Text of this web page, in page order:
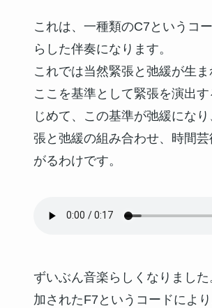
これは、一種類のC7というコ
らした伴奏になります。
これでは当然緊張と弛緩が生ま
ここを基準として緊張を演出
じめて、この基準が弛緩にな
張と弛緩の組み合わせ、時間芸
がるわけです。
ずいぶん音楽らしくなりました
加されたF7というコードによ